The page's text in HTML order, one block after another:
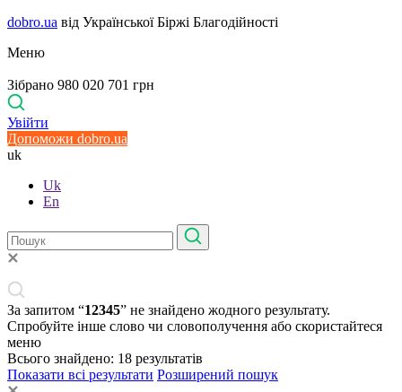
dobro.ua від Української Біржі Благодійності
Меню
Зібрано 980 020 701 грн
Увійти
Допоможи dobro.ua
uk
Uk
En
За запитом “12345” не знайдено жодного результату.
Спробуйте інше слово чи словополучення або скористайтеся
меню
Всього знайдено: 18 результатів
Показати всі результати Розширений пошук